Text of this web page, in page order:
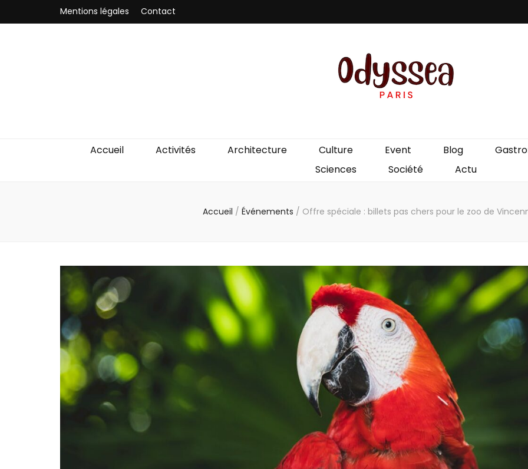
Mentions légales Contact
Accueil Activités Architecture Culture Event Blog
Sciences
Société Actu
Accueil / Événements / Offre spéciale : billets pas chers pour le zoo de